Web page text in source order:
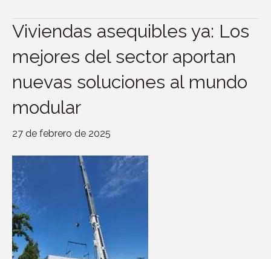
Viviendas asequibles ya: Los
mejores del sector aportan
nuevas soluciones al mundo
modular
27 de febrero de 2025